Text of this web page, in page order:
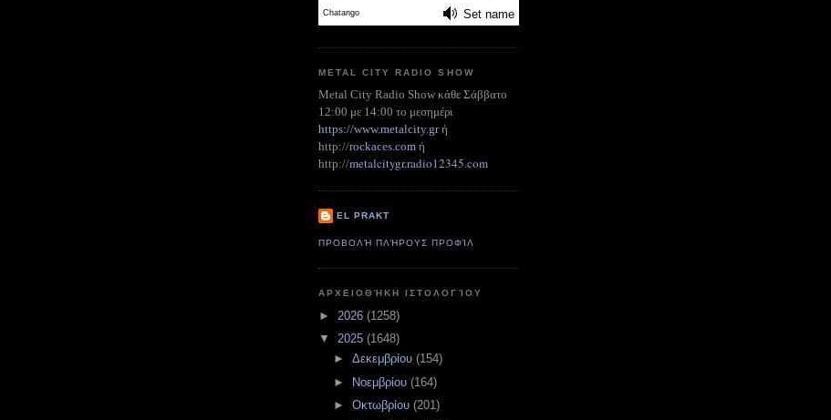
METAL CITY RADIO SHOW
Metal City Radio Show κάθε Σάββατο
12:00 με 14:00 το μεσημέρι
https://www.metalcity.grή
http://rockaces.com ή
http://metalcitygr.radio12345.com
EL PRAKT
ΠΡΟΒΟΛΉ ΠΛΉΡΟΥΣ ΠΡΟΦΊΛ
ΑΡΧΕΙΟΘΉΚΗ ΙΣΤΟΛΟΓΊΟΥ
► 2026 (1258)
▼ 2025 (1648)
► Δεκεμβρίου (154)
►
Νοεμβρίου (164)
► Οκτωβρίου (201)